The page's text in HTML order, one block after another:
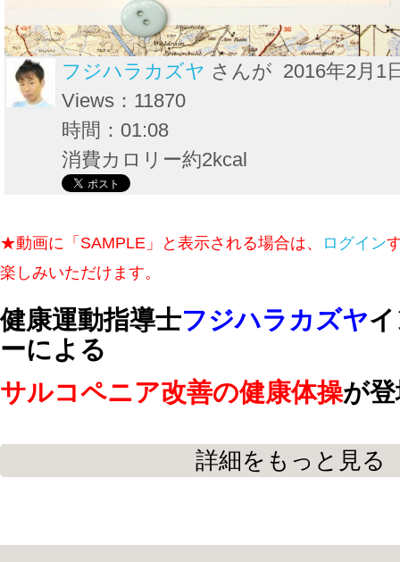
フジハラカズヤ さんが 2016年2月1
Views：11870
時間：01:08
消費カロリー約2kcal
★動画に「SAMPLE」と表示される場合は、 ログイン
楽しみいただけます。
健康運動指導士フジハラカズヤ
ーによる
サルコペニア改善の健康体操が
最近よく転ぶ、つまずく、疲れやすく
オススメの健康体操をご紹介します。
詳細をもっと見る